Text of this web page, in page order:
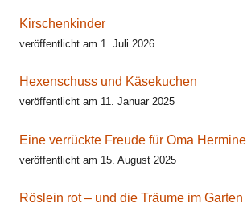
Kirschenkinder
veröffentlicht am 1. Juli 2026
Hexenschuss und Käsekuchen
veröffentlicht am 11. Januar 2025
Eine verrückte Freude für Oma Hermine
veröffentlicht am 15. August 2025
Röslein rot – und die Träume im Garten